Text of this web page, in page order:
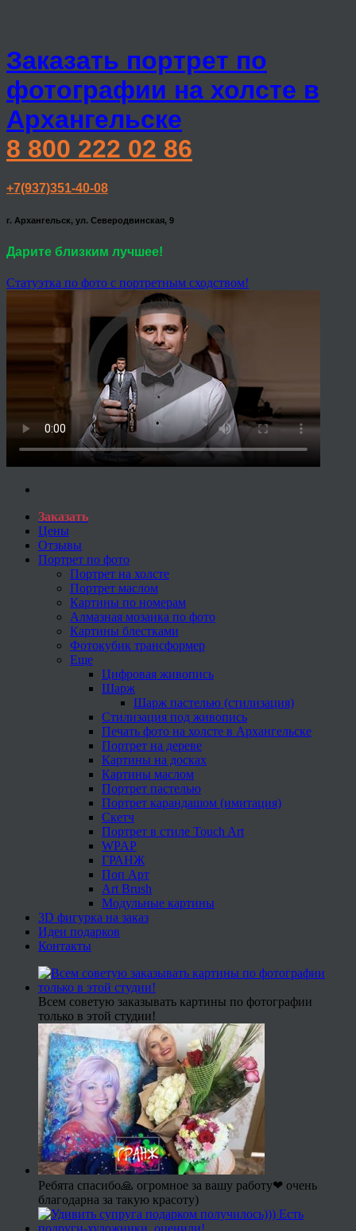
Заказать портрет по
фотографии на холсте в
Архангельске
8 800 222 02 86
+7(937)351-40-08
г. Архангельск, ул. Северодвинская, 9
Дарите близким лучшее!
Статуэтка по фото с портретным сходством!
Заказать
Цены
Отзывы
Портрет по фото
Портрет на холсте
Портрет маслом
Картины по номерам
Алмазная мозаика по фото
Картины блестками
Фотокубик трансформер
Еще
Цифровая живопись
Шарж
Шарж пастелью (стилизация)
Стилизация под живопись
Печать фото на холсте в Архангельске
Портрет на дереве
Картины на досках
Картины маслом
Портрет пастелью
Портрет карандашом (имитация)
Скетч
Портрет в стиле Touch Art
WPAP
ГРАНЖ
Поп Арт
Art Brush
Модульные картины
3D фигурка на заказ
Идеи подарков
Контакты
Всем советую заказывать картины по фотографии
только в этой студии!
Ребята спасибо🙏 огромное за вашу работу❤ очень
благодарна за такую красоту)